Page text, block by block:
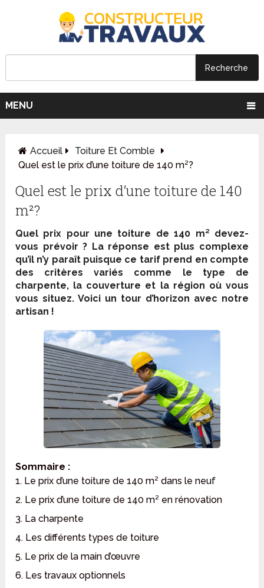
MENU
Accueil
Toiture Et Comble
Quel est le prix d’une toiture de 140 m²?
Quel est le prix d’une toiture de 140
m²?
Quel prix pour une toiture de 140 m² devez-
vous prévoir ? La réponse est plus complexe
qu’il n’y paraît puisque ce tarif prend en compte
des critères variés comme le type de
charpente, la couverture et la région où vous
vous situez. Voici un tour d’horizon avec notre
artisan !
Sommaire :
1. Le prix d’une toiture de 140 m² dans le neuf
2. Le prix d’une toiture de 140 m² en rénovation
3. La charpente
4. Les différents types de toiture
5. Le prix de la main d’œuvre
6. Les travaux optionnels